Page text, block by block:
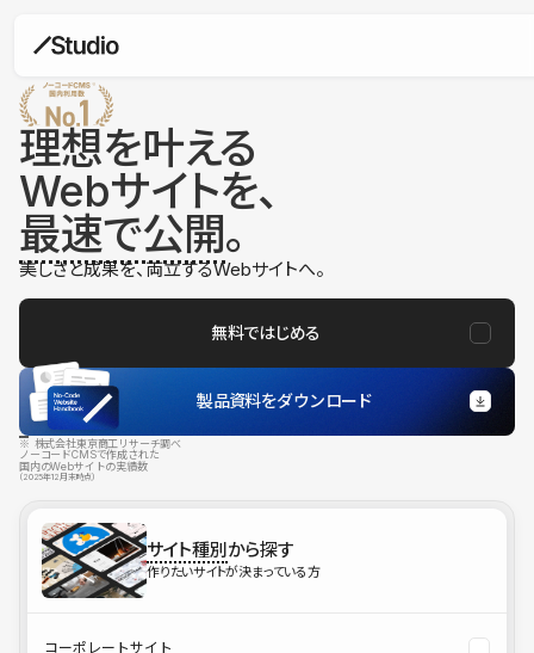
理想を叶える
Webサイトを、
最速で公開。
美しさと成果を、両立するWebサイトへ。
無料ではじめる
製品資料をダウンロード
※ 株式会社東京商工リサーチ調べ
ノーコードCMSで作成された
国内のWebサイトの実績数
（2025年12月末時点）
サイト種別から探す
作りたいサイトが決まっている方
コーポレートサイト